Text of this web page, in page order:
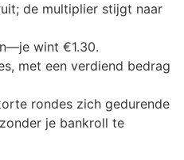
de multiplier stijgt naar
wint €1.30.
met een verdiend bedrag
rondes zich gedurende
je bankroll te